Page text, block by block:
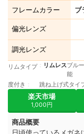
フレームカラー ブ
偏光レンズ
調光レンズ
リムタイプ リムレスブル
能
度付き 跳ね上げ式タイ
楽天市場
1,000円
商品概要
日頃使っているメガ